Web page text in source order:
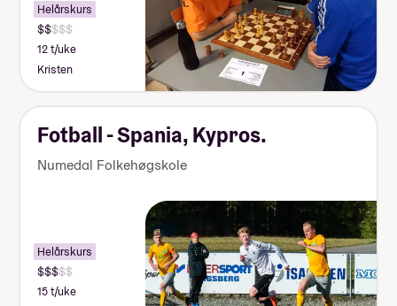
Helårskurs
12 t/uke
Kristen
Fotball - Spania, Kypros.
Numedal Folkehøgskole
Helårskurs
15 t/uke